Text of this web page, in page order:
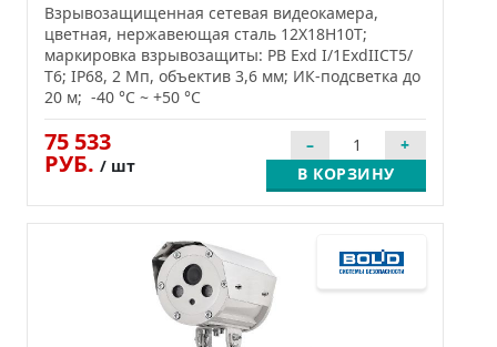
Взрывозащищенная сетевая видеокамера,
цветная, нержавеющая сталь 12Х18Н10Т;
маркировка взрывозащиты: РВ Exd I/1ExdIICТ5/
Т6; IP68, 2 Мп, объектив 3,6 мм; ИК-подсветка до
20 м; -40 °C ~ +50 °C
75 533
РУБ. / шт В КОРЗИНУ